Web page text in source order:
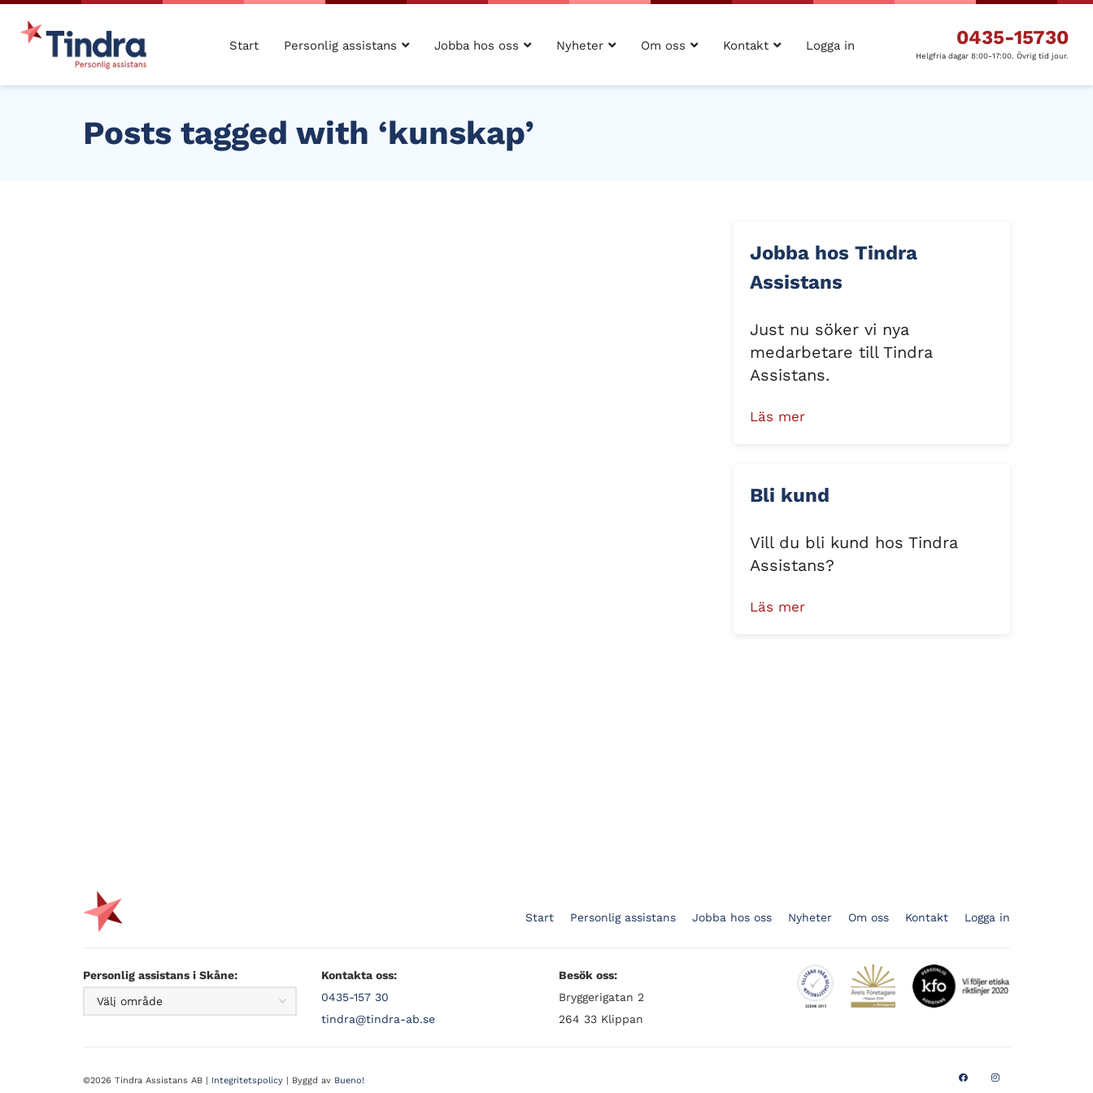
Start Personlig assistans Jobba hos oss Nyheter Om oss Kontakt Logga in 0435-15730
Helgfria dagar 8:00-17:00. Övrig tid jour.
Posts tagged with ‘kunskap’
Jobba hos Tindra
Assistans
Just nu söker vi nya
medarbetare till Tindra
Assistans.
Läs mer
Bli kund
Vill du bli kund hos Tindra
Assistans?
Läs mer
Start Personlig assistans Jobba hos oss Nyheter Om oss Kontakt Logga in
Personlig assistans i Skåne:
Kontakta oss:
0435-157 30
tindra@tindra-ab.se
Besök oss:
Bryggerigatan 2
264 33 Klippan
©2026 Tindra Assistans AB | Integritetspolicy | Byggd av Bueno!